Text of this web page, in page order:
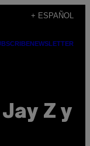
+ ESPAÑOL
NEWSLETTER
Z y